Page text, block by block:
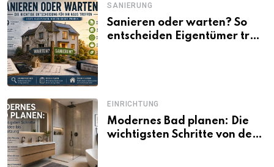
SANIERUNG
Sanieren oder warten? So
entscheiden Eigentümer trotz
EINRICHTUNG
Modernes Bad planen: Die
wichtigsten Schritte von der